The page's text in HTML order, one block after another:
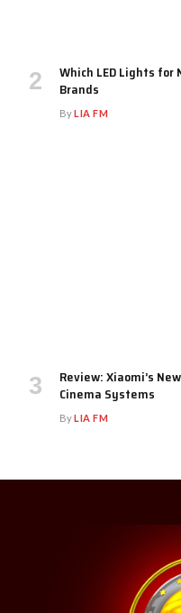
Which LED Lights for
Brands
ByLIA FM
Review: Xiaomi’s
Cinema Systems
ByLIA FM